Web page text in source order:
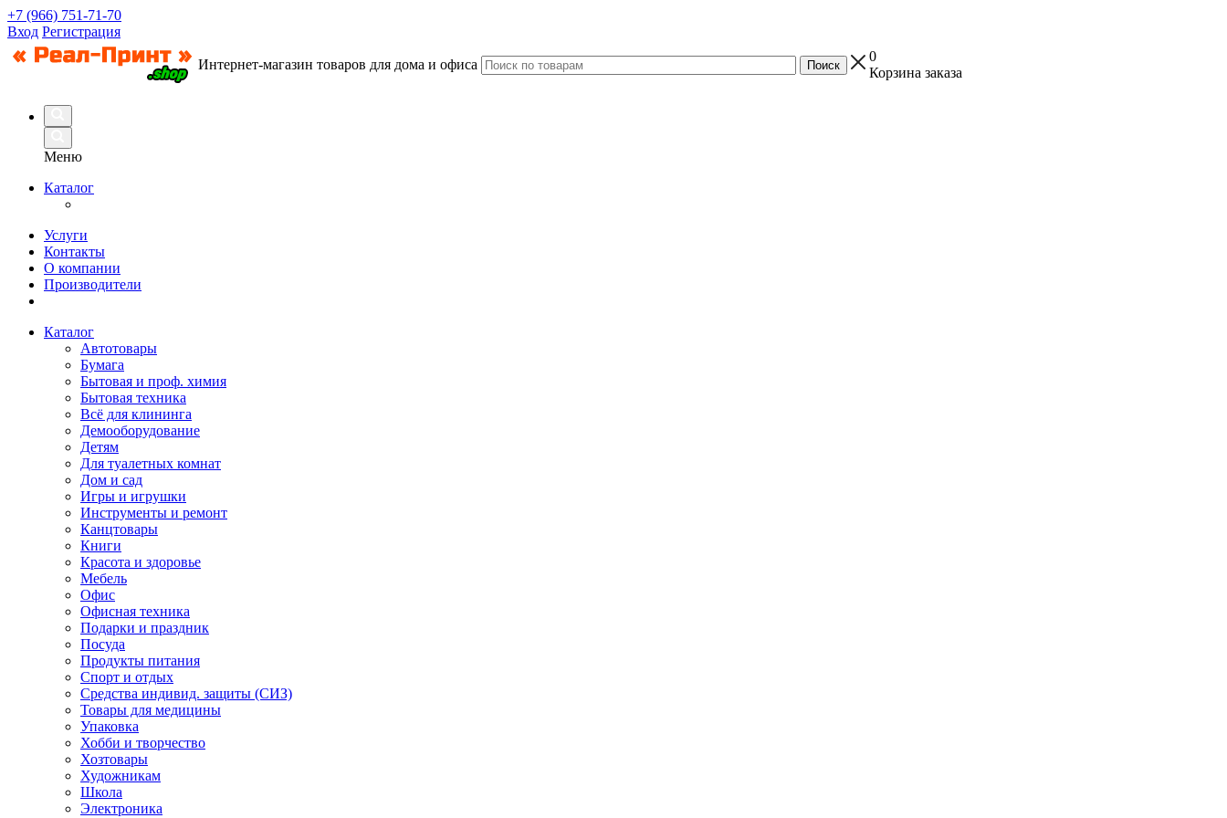
+7 (966) 751-71-70
Вход Регистрация
Интернет-магазин товаров для дома и офиса
0
Корзина заказа
Меню
Каталог
Услуги
Контакты
О компании
Производители
Каталог
Автотовары
Бумага
Бытовая и проф. химия
Бытовая техника
Всё для клининга
Демооборудование
Детям
Для туалетных комнат
Дом и сад
Игры и игрушки
Инструменты и ремонт
Канцтовары
Книги
Красота и здоровье
Мебель
Офис
Офисная техника
Подарки и праздник
Посуда
Продукты питания
Спорт и отдых
Средства индивид. защиты (СИЗ)
Товары для медицины
Упаковка
Хобби и творчество
Хозтовары
Художникам
Школа
Электроника